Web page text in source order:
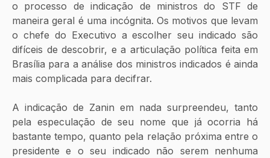
o processo de indicação de ministros do STF de
maneira geral é uma incógnita. Os motivos que levam
o chefe do Executivo a escolher seu indicado são
difíceis de descobrir, e a articulação política feita em
Brasília para a análise dos ministros indicados é ainda
mais complicada para decifrar.
A indicação de Zanin em nada surpreendeu, tanto
pela especulação de seu nome que já ocorria há
bastante tempo, quanto pela relação próxima entre o
presidente e o seu indicado não serem nenhuma